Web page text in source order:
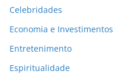
Celebridades
Economia e Investimentos
Entretenimento
Espiritualidade